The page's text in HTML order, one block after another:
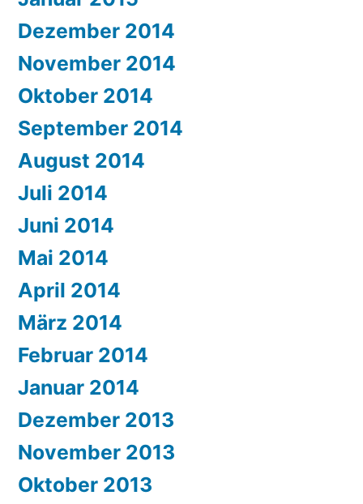
Dezember 2014
November 2014
Oktober 2014
September 2014
August 2014
Juli 2014
Juni 2014
Mai 2014
April 2014
März 2014
Februar 2014
Januar 2014
Dezember 2013
November 2013
Oktober 2013